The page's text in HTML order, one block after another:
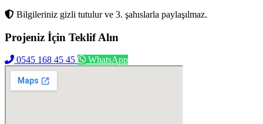
Bilgileriniz gizli tutulur ve 3. şahıslarla paylaşılmaz.
Projeniz İçin Teklif Alın
0545 168 45 45 WhatsApp